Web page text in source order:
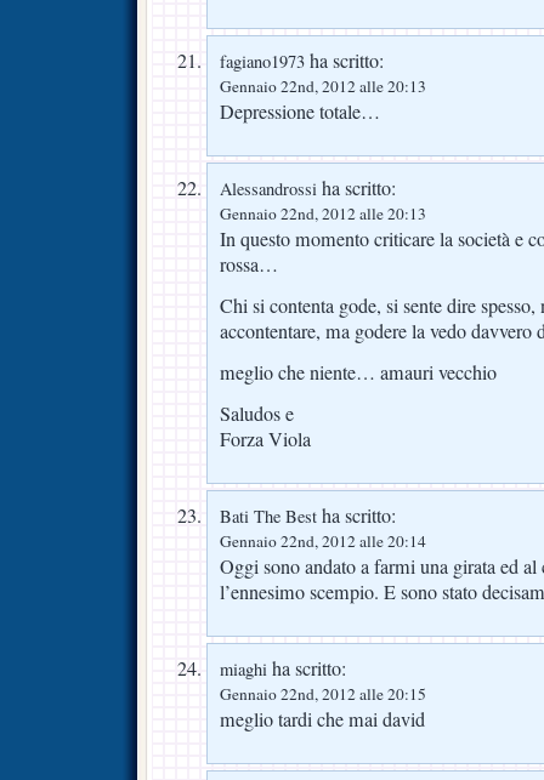
fagiano1973 ha scritto:
Gennaio 22nd, 2012 alle 20:13
Depressione totale…
Alessandrossi ha scritto:
Gennaio 22nd, 2012 alle 20:13
In questo momento criticare la società e
rossa…
Chi si contenta gode, si sente dire
accontentare, ma godere la vedo
meglio che niente… amauri vecchio
Saludos e
Forza Viola
Bati The Best ha scritto:
Gennaio 22nd, 2012 alle 20:14
Oggi sono andato a farmi una girata ed
l’ennesimo scempio. E sono stato
miaghi ha scritto:
Gennaio 22nd, 2012 alle 20:15
meglio tardi che mai david